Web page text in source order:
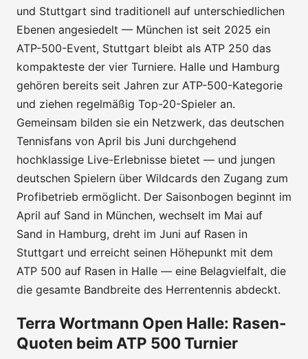
und Stuttgart sind traditionell auf unterschiedlichen
Ebenen angesiedelt — München ist seit 2025 ein
ATP-500-Event, Stuttgart bleibt als ATP 250 das
kompakteste der vier Turniere. Halle und Hamburg
gehören bereits seit Jahren zur ATP-500-Kategorie
und ziehen regelmäßig Top-20-Spieler an.
Gemeinsam bilden sie ein Netzwerk, das deutschen
Tennisfans von April bis Juni durchgehend
hochklassige Live-Erlebnisse bietet — und jungen
deutschen Spielern über Wildcards den Zugang zum
Profibetrieb ermöglicht. Der Saisonbogen beginnt im
April auf Sand in München, wechselt im Mai auf
Sand in Hamburg, dreht im Juni auf Rasen in
Stuttgart und erreicht seinen Höhepunkt mit dem
ATP 500 auf Rasen in Halle — eine Belagvielfalt, die
die gesamte Bandbreite des Herrentennis abdeckt.
Terra Wortmann Open Halle: Rasen-
Quoten beim ATP 500 Turnier